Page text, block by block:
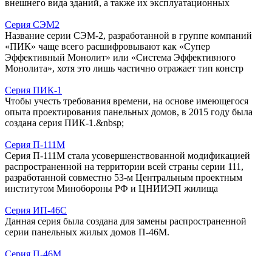
внешнего вида зданий, а также их эксплуатационных
Серия СЭМ2
Название серии СЭМ-2, разработанной в группе компаний
«ПИК» чаще всего расшифровывают как «Супер
Эффективный Монолит» или «Система Эффективного
Монолита», хотя это лишь частично отражает тип констр
Серия ПИК-1
Чтобы учесть требования времени, на основе имеющегося
опыта проектирования панельных домов, в 2015 году была
создана серия ПИК-1.&nbsp;
Серия П-111М
Серия П-111М стала усовершенствованной модификацией
распространенной на территории всей страны серии 111,
разработанной совместно 53-м Центральным проектным
институтом Минобороны РФ и ЦНИИЭП жилища
Серия ИП-46С
Данная серия была создана для замены распространенной
серии панельных жилых домов П-46М.
Серия П-46М